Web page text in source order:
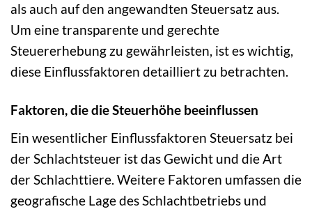
als auch auf den angewandten Steuersatz aus.
Um eine transparente und gerechte
Steuererhebung zu gewährleisten, ist es wichtig,
diese Einflussfaktoren detailliert zu betrachten.
Faktoren, die die Steuerhöhe beeinflussen
Ein wesentlicher Einflussfaktoren Steuersatz bei
der Schlachtsteuer ist das Gewicht und die Art
der Schlachttiere. Weitere Faktoren umfassen die
geografische Lage des Schlachtbetriebs und